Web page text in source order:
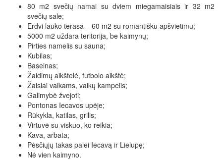
80 m2 svečių namai su dviem miegamaisiais ir 32 m2
svečių sale;
Erdvi lauko terasa – 60 m2 su romantišku apšvietimu;
5000 m2 uždara teritorija, be kaimynų;
Pirties namelis su sauna;
Kubilas;
Baseinas;
Žaidimų aikštelė, futbolo aikštė;
Žaislai vaikams, vaikų kampelis;
Galimybė žvejoti;
Pontonas Iecavos upėje;
Rūkykla, katilas, grilis;
Virtuvė su viskuo, ko reikia;
Kava, arbata;
Pėsčiųjų takas palei Iecavą ir Lielupę;
Nė vien kaimyno.